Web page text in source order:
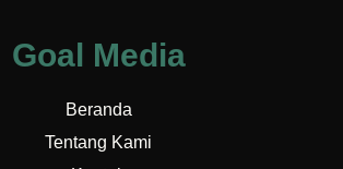
Goal Media
Beranda
Tentang Kami